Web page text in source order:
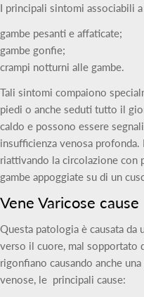
I principali sintomi associabili
gambe pesanti e affaticate;
gambe gonfie;
crampi notturni alle gambe.
Tali sintomi compaiono
piedi o anche seduti tutto il
caldo e possono essere
insufficienza venosa
riattivando la circolazione con
gambe appoggiate su di un
Vene Varicose cause
Questa patologia è causata
verso il cuore, mal sopportato
rigonfiano causando anche
venose, le principali cause: